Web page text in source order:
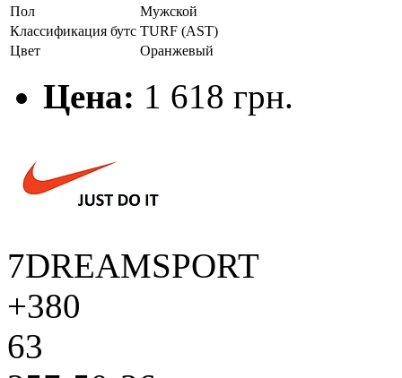
Пол
Мужской
Классификация бутс TURF (AST)
Цвет
Оранжевый
Цена: 1 618 грн.
7DREAMSPORT
+380
63